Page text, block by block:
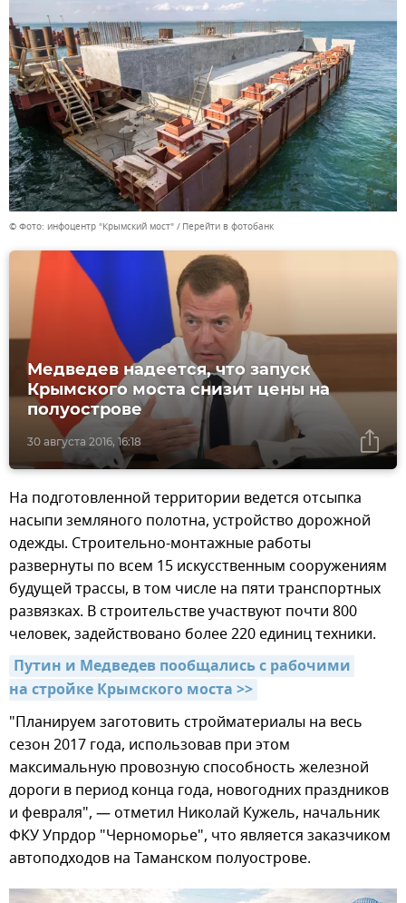
© Фото: инфоцентр "Крымский мост" Перейти в фотобанк
30 августа 2016, 16:18
Медведев надеется, что запуск
Крымского моста снизит цены на
полуострове
На подготовленной территории ведется отсыпка
насыпи земляного полотна, устройство дорожной
одежды. Строительно-монтажные работы
развернуты по всем 15 искусственным сооружениям
будущей трассы, в том числе на пяти транспортных
развязках. В строительстве участвуют почти 800
человек, задействовано более 220 единиц техники.
Путин и Медведев пообщались с рабочими
на стройке Крымского моста >>
"Планируем заготовить стройматериалы на весь
сезон 2017 года, использовав при этом
максимальную провозную способность железной
дороги в период конца года, новогодних праздников
и февраля", — отметил Николай Кужель, начальник
ФКУ Упрдор "Черноморье", что является заказчиком
автоподходов на Таманском полуострове.